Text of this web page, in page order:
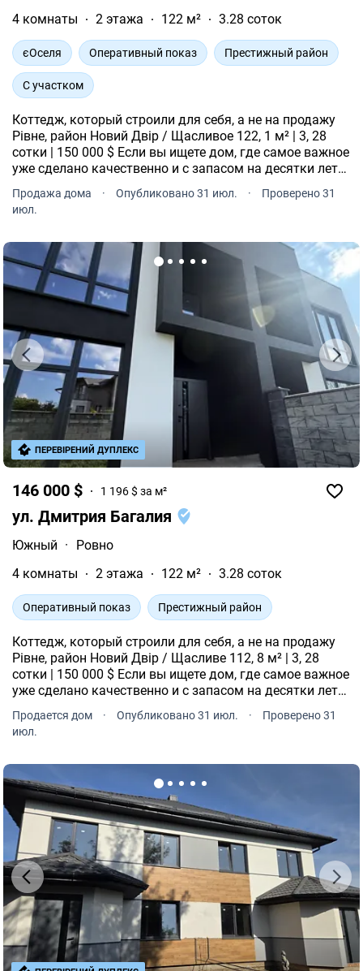
4 комнаты
2 этажа 122 м² 3.28 соток
єОселя Оперативный показ Престижный район
С участком
Коттедж, который строили для себя, а не на продажу
Рівне, район Новий Двір / Щасливое 122, 1 м² | 3, 28
сотки | 150 000 $ Если вы ищете дом, где самое важное
уже сделано качественно и с запасом на десятки лет
вперед обратите внимание на этот коттедж.
Продажа дома · Опубликовано 31 июл. ·
Проверено 31
июл.
146 000 $ 1 196 $ за м²
ул. Дмитрия Багалия
Южный ·
Ровно
4 комнаты
2 этажа 122 м² 3.28 соток
Оперативный показ Престижный район
Коттедж, который строили для себя, а не на продажу
Рівне, район Новий Двір / Щасливе 112, 8 м² | 3, 28
сотки | 150 000 $ Если вы ищете дом, где самое важное
уже сделано качественно и с запасом на десятки лет
вперед обратите внимание на этот коттедж.
Продается дом · Опубликовано 31 июл. ·
Проверено 31
июл.
ПЕРЕВІРЕНИЙ ДУПЛЕКС